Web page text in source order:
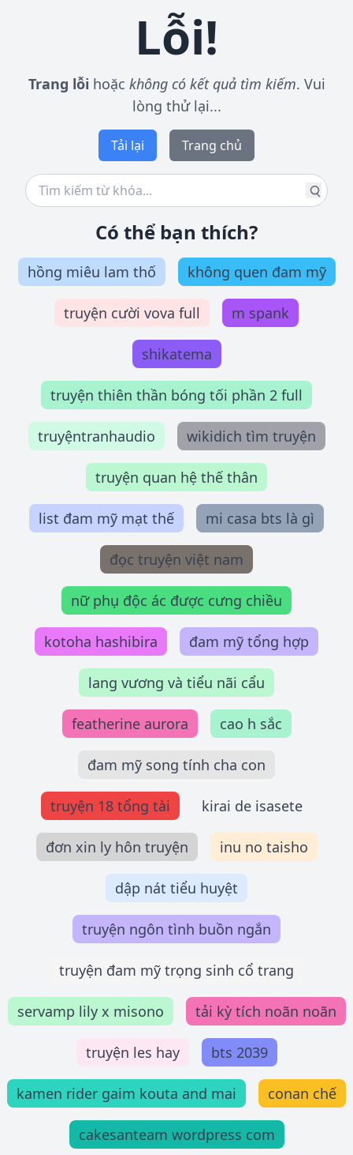
Lỗi!
Trang lỗi hoặc không có kết quả tìm kiếm. Vui
lòng thử lại...
Tải lại Trang chủ
Có thể bạn thích?
hồng miêu lam thố không quen đam mỹ
truyện cười vova full m spank
shikatema
truyện thiên thần bóng tối phần 2 full
truyệntranhaudio wikidich tìm truyện
truyện quan hệ thế thân
list đam mỹ mạt thế mi casa bts là gì
đọc truyện việt nam
nữ phụ độc ác được cưng chiều
kotoha hashibira đam mỹ tổng hợp
lang vương và tiểu nãi cẩu
featherine aurora cao h sắc
đam mỹ song tính cha con
truyện 18 tổng tài kirai de isasete
đơn xin ly hôn truyện inu no taisho
dập nát tiểu huyệt
truyện ngôn tình buồn ngắn
truyện đam mỹ trọng sinh cổ trang
servamp lily x misono tải kỳ tích noãn noãn
truyện les hay bts 2039
kamen rider gaim kouta and mai conan chế
cakesanteam wordpress com